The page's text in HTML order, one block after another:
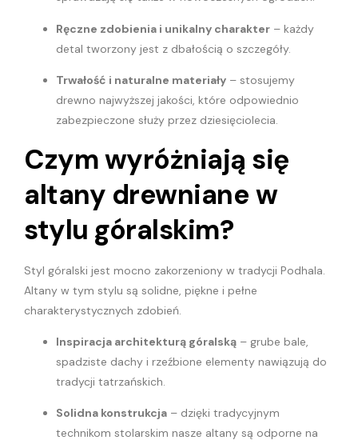
Ręczne zdobienia i unikalny charakter – każdy
detal tworzony jest z dbałością o szczegóły.
Trwałość i naturalne materiały – stosujemy
drewno najwyższej jakości, które odpowiednio
zabezpieczone służy przez dziesięciolecia.
Czym wyróżniają się
altany drewniane w
stylu góralskim?
Styl góralski jest mocno zakorzeniony w tradycji Podhala.
Altany w tym stylu są solidne, piękne i pełne
charakterystycznych zdobień.
Inspiracja architekturą góralską – grube bale,
spadziste dachy i rzeźbione elementy nawiązują do
tradycji tatrzańskich.
Solidna konstrukcja – dzięki tradycyjnym
technikom stolarskim nasze altany są odporne na